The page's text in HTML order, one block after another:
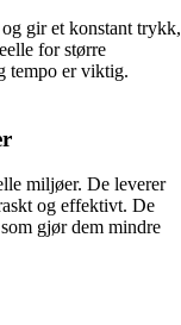
gir et konstant trykk,
for større
tempo er viktig.
miljøer. De leverer
og effektivt. De
gjør dem mindre